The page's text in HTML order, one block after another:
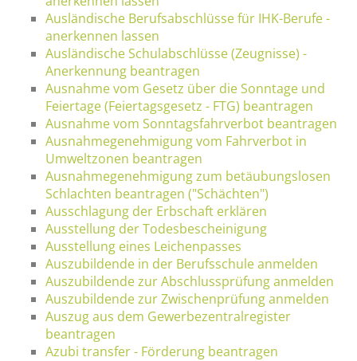
Ausländische Berufsabschlüsse für IHK-Berufe -
anerkennen lassen
Ausländische Schulabschlüsse (Zeugnisse) -
Anerkennung beantragen
Ausnahme vom Gesetz über die Sonntage und
Feiertage (Feiertagsgesetz - FTG) beantragen
Ausnahme vom Sonntagsfahrverbot beantragen
Ausnahmegenehmigung vom Fahrverbot in
Umweltzonen beantragen
Ausnahmegenehmigung zum betäubungslosen
Schlachten beantragen ("Schächten")
Ausschlagung der Erbschaft erklären
Ausstellung der Todesbescheinigung
Ausstellung eines Leichenpasses
Auszubildende in der Berufsschule anmelden
Auszubildende zur Abschlussprüfung anmelden
Auszubildende zur Zwischenprüfung anmelden
Auszug aus dem Gewerbezentralregister
beantragen
Azubi transfer - Förderung beantragen